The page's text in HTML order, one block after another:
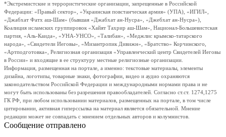
*Экстремистские и террористические организации, запрещенные в Российской
Федерации: «Правый сектор», «Украинская повстанческая армия» (УПА), «ИГИЛ»,
«Джабхат Фатх аш-Шам» (бывшая «Джабхат ан-Нусра», «Джебхат ан-Нусра»),
Коалиция исламских группировок «Хайят Тахрир аш-Шам», Национал-Большевистская
партия, «Аль-Каида», «УНА-УНСО», «Талибан», «Меджлис крымско-татарского
народа», «Свидетели Иеговы», «Мизантропик Дивижн», «Братство» Корчинского,
«Артподготовка», Религиозная организация «Управленческий центр Свидетелей Иеговы
в России» и входящие в ее структуру местные религиозные организации.
Информация, размещенная на портале, а именно: текстовые материалы, элементы
дизайна, логотипы, товарные знаки, фотографии, видео и аудио охраняются
законодательством Российской Федерации и международными нормами права и не
могут быть использованы без разрешения правообладателей. Согласно ст.ст. 1274,1275
ГК РФ, при любом использовании материалов, размещенных на портале, в том числе
цитировании, активная гиперссылка на материал является обязательной. Мнение
редакции может не совпадать с мнением отдельных авторов и колумнистов.
Сообщение отправлено